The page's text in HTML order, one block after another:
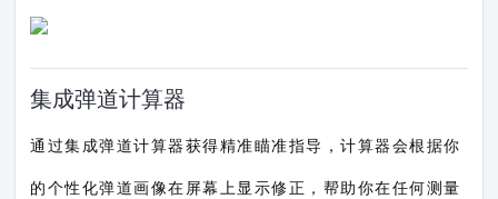
集成弹道计算器
通过集成弹道计算器获得精准瞄准指导，计算器会根据你
的个性化弹道画像在屏幕上显示修正，帮助你在任何测量